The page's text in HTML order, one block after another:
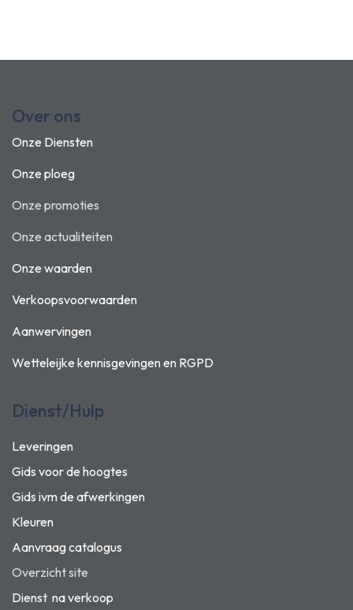
Over ons
Onze Diensten
Onze ploeg
Onze promoties
Onze actualiteiten
Onze waarden
Verkoopsvoorwaarden
Aanwervingen
Wetteleijke kennisgevingen en RGPD
Dienst/Hulp
Leveringen
Gids voor de hoogtes
Gids ivm de afwerkingen
Kleuren
Aanvraag catalogus
Overzicht site
Dienst na verkoop